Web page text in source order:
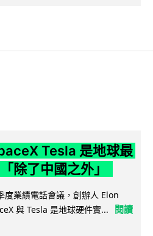
Tesla 是地球最
除了中國之外」
度業績電話會議，創辦人 Elon
與 Tesla 是地球硬件實...
閱讀